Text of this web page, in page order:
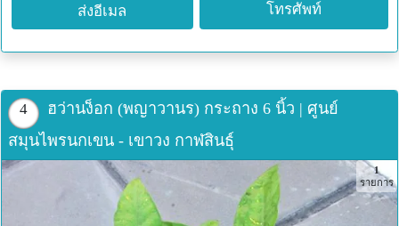
ส่งอีเมล โทรศัพท์
4
ฮว่านง็อก (พญาวานร) กระถาง 6 นิ้ว | ศูนย์
สมุนไพรนกเขน - เขาวง กาฬสินธุ์
1
รายการ